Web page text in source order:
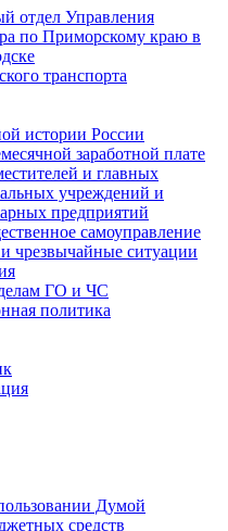
отдел Управления
по Приморскому краю в
транспорта
истории России
заработной плате
и главных
учреждений и
предприятий
самоуправление
чрезвычайные ситуации
ГО и ЧС
политика
Думой
средств